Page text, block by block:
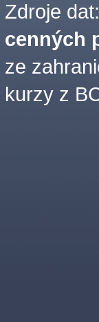
Zdroje dat:
cenných
ze
kurzy z